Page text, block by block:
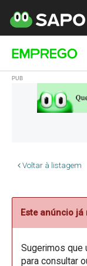
Voltar à listagem
Este anúncio
Sugerimos que
para consultar